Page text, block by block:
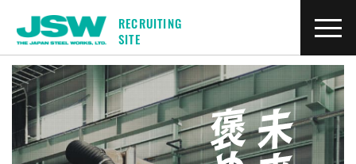
RECRUITING
SITE